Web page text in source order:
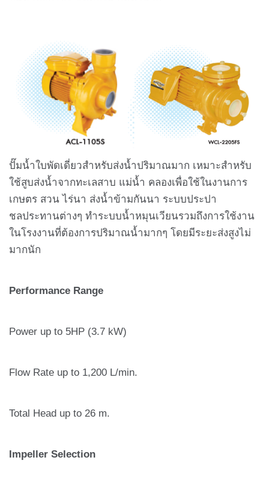
ปั๊มน้ำใบพัดเดี่ยวสำหรับส่งน้ำปริมาณมาก เหมาะสำหรับ
ใช้สูบส่งน้ำจากทะเลสาบ แม่น้ำ คลองเพื่อใช้ในงานการ
เกษตร สวน ไร่นา ส่งน้ำข้ามกันนา ระบบประปา
ชลประทานต่างๆ ทำระบบน้ำหมุนเวียนรวมถึงการใช้งาน
ในโรงงานที่ต้องการปริมาณน้ำมากๆ โดยมีระยะส่งสูงไม่
มากนัก
Performance Range
Power up to 5HP (3.7 kW)
Flow Rate up to 1,200 L/min.
Total Head up to 26 m.
Impeller Selection